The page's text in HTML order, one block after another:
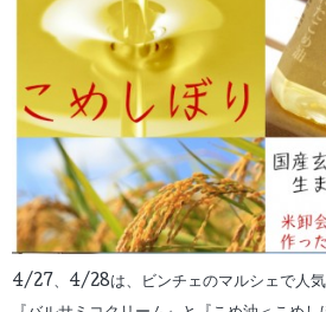
4/27、4/28は、ビンチェのマルシェで人気